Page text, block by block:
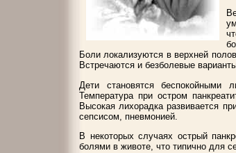
Боли локализуются в верхней
Встречаются и безболевые
Дети становятся беспокойными
Температура при остром
Высокая лихорадка развивается
сепсисом, пневмонией.
В некоторых случаях острый
болями в животе, что типично для